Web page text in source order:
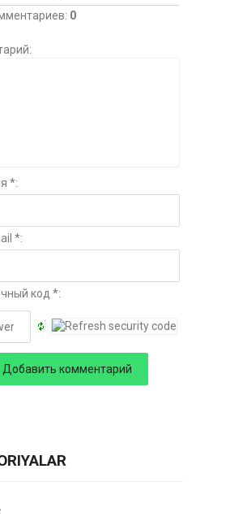
: 0
*:
*:
код *: